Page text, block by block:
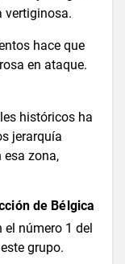
vertiginosa.
hace que
en ataque.
históricos ha
jerarquía
esa zona,
de Bélgica
el número 1 del
grupo.